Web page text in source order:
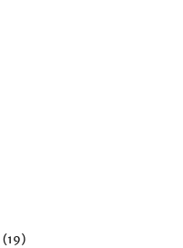
(19)